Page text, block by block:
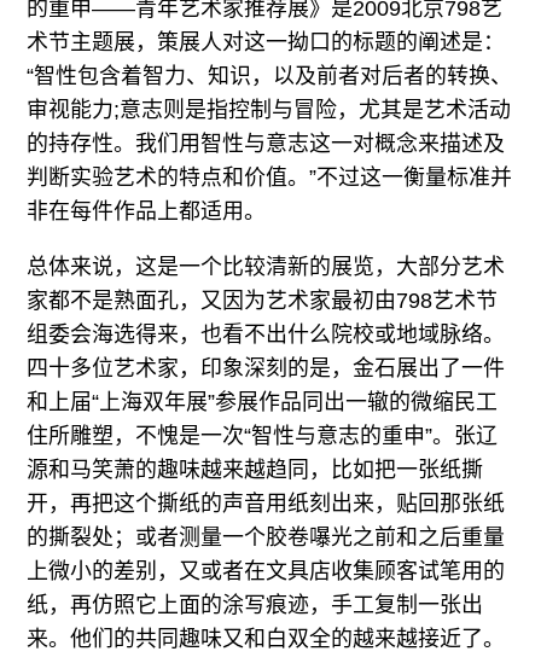
的重申——青年艺术家推荐展》是2009北京798艺
术节主题展，策展人对这一拗口的标题的阐述是：
“智性包含着智力、知识，以及前者对后者的转换、
审视能力;意志则是指控制与冒险，尤其是艺术活动
的持存性。我们用智性与意志这一对概念来描述及
判断实验艺术的特点和价值。”不过这一衡量标准并
非在每件作品上都适用。
总体来说，这是一个比较清新的展览，大部分艺术
家都不是熟面孔，又因为艺术家最初由798艺术节
组委会海选得来，也看不出什么院校或地域脉络。
四十多位艺术家，印象深刻的是，金石展出了一件
和上届“上海双年展”参展作品同出一辙的微缩民工
住所雕塑，不愧是一次“智性与意志的重申”。张辽
源和马笑萧的趣味越来越趋同，比如把一张纸撕
开，再把这个撕纸的声音用纸刻出来，贴回那张纸
的撕裂处；或者测量一个胶卷嚗光之前和之后重量
上微小的差别，又或者在文具店收集顾客试笔用的
纸，再仿照它上面的涂写痕迹，手工复制一张出
来。他们的共同趣味又和白双全的越来越接近了。